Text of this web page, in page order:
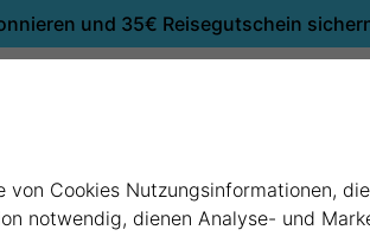
und 35€ Reisegutschein
Cookies Nutzungsinformationen,
notwendig, dienen Analyse- und